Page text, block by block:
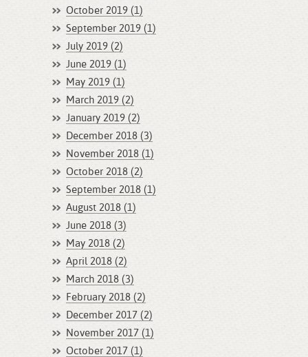
October 2019 (1)
September 2019 (1)
July 2019 (2)
June 2019 (1)
May 2019 (1)
March 2019 (2)
January 2019 (2)
December 2018 (3)
November 2018 (1)
October 2018 (2)
September 2018 (1)
August 2018 (1)
June 2018 (3)
May 2018 (2)
April 2018 (2)
March 2018 (3)
February 2018 (2)
December 2017 (2)
November 2017 (1)
October 2017 (1)